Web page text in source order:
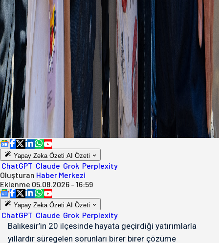
Yapay Zeka Özeti AI Özeti
ChatGPT Claude Grok Perplexity
Oluşturan Haber Merkezi
Eklenme 05.08.2026 - 16:59
Yapay Zeka Özeti AI Özeti
ChatGPT Claude Grok Perplexity
Balıkesir’in 20 ilçesinde hayata geçirdiği yatırımlarla
yıllardır süregelen sorunları birer birer çözüme